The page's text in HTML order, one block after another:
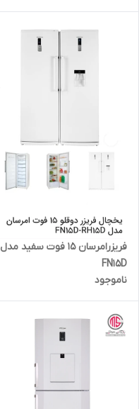
فریزرامرسان 15 فوت سفید مدل
FN15D
ناموجود